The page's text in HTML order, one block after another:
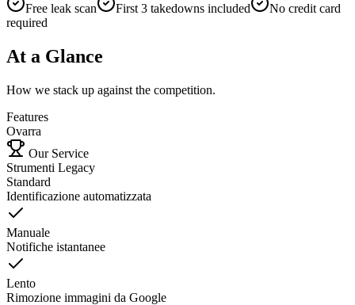
Free leak scan First 3 takedowns included
No credit card
required
At a Glance
How we stack up against the competition.
Features
Ovarra
Our Service
Strumenti Legacy
Standard
Identificazione automatizzata
Manuale
Notifiche istantanee
Lento
Rimozione immagini da Google